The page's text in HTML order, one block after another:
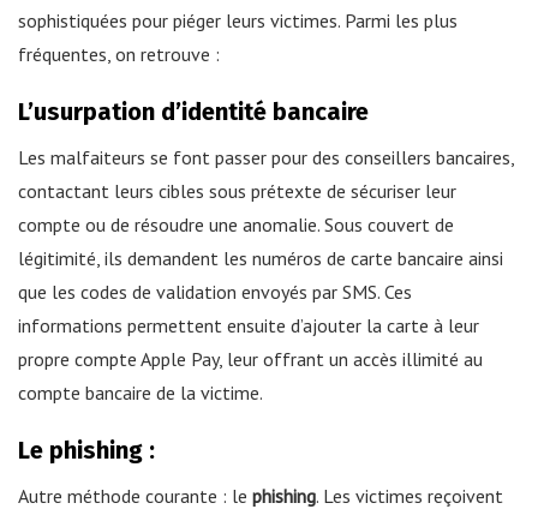
sophistiquées pour piéger leurs victimes. Parmi les plus
fréquentes, on retrouve :
L’usurpation d’identité bancaire
Les malfaiteurs se font passer pour des conseillers bancaires,
contactant leurs cibles sous prétexte de sécuriser leur
compte ou de résoudre une anomalie. Sous couvert de
légitimité, ils demandent les numéros de carte bancaire ainsi
que les codes de validation envoyés par SMS. Ces
informations permettent ensuite d’ajouter la carte à leur
propre compte Apple Pay, leur offrant un accès illimité au
compte bancaire de la victime.
Le phishing :
Autre méthode courante : le phishing. Les victimes reçoivent